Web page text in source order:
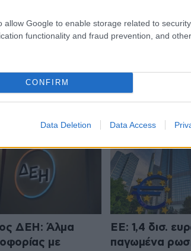
allow Google to enable storage related to
functionality and fraud prevention, and
CONFIRM
Data Deletion Data Access
ΟΙΚΟΝΟΜΙΑ
ΔΕΗ: Άλμα
με
ΕΕ: 1,4 δισ.
παγωμένα